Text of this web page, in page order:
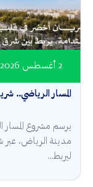
المسار الرياضي..
2 أغسطس 2026
يرسم مشروع المسار
ليربط...